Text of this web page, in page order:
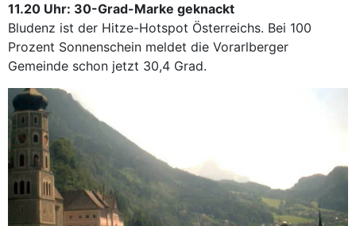
11.20 Uhr: 30-Grad-Marke geknackt
Bludenz ist der Hitze-Hotspot Österreichs. Bei 100
Prozent Sonnenschein meldet die Vorarlberger
Gemeinde schon jetzt 30,4 Grad.